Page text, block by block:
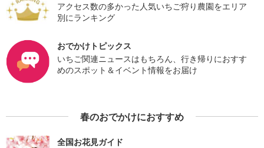
アクセス数の多かった人気いちご狩り農園をエリア
別にランキング
おでかけトピックス
いちご関連ニュースはもちろん、行き帰りにおすす
めのスポット＆イベント情報をお届け
春のおでかけにおすすめ
全国お花見ガイド